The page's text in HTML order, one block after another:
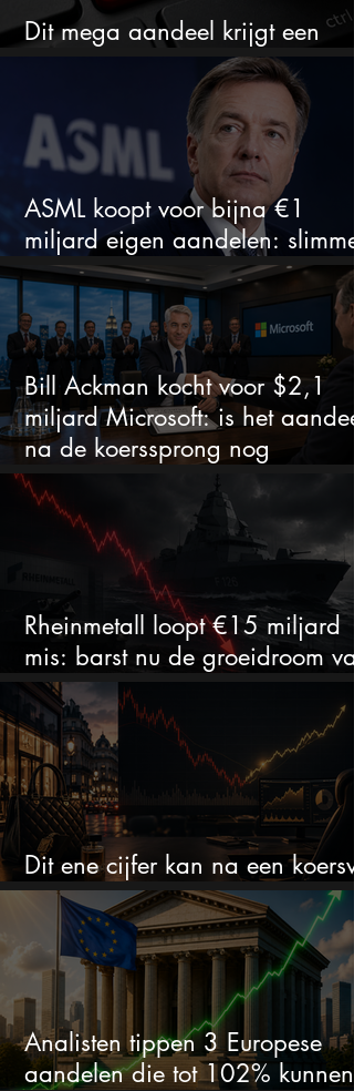
Dit mega aandeel krijgt een
zeldzaam verkoopadvies
ASML koopt voor bijna €1
miljard eigen aandelen: slimme
zet of dure timing?
Bill Ackman kocht voor $2,1
miljard Microsoft: is het aandeel
na de koerssprong nog
aantrekkelijk?
Rheinmetall loopt €15 miljard
mis: barst nu de groeidroom van
het defensiebedrijf?
Dit ene cijfer kan na een
van 50% alles veranderen
Analisten tippen 3 Europese
aandelen die tot 102% kunnen